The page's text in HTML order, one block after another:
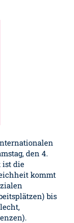
den 4.
ist die
kommt
bis